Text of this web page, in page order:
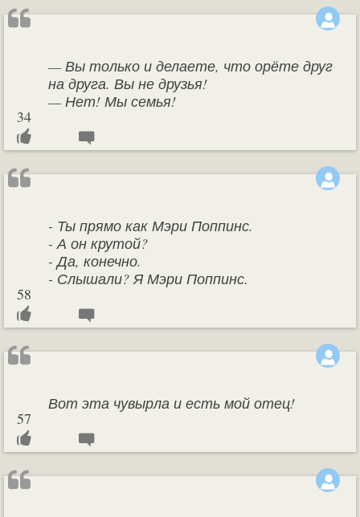
— Вы только и делаете, что орёте друг
на друга. Вы не друзья!
— Нет! Мы семья!
34
- Ты прямо как Мэри Поппинс.
- А он крутой?
- Да, конечно.
- Слышали? Я Мэри Поппинс.
58
Вот эта чувырла и есть мой отец!
57